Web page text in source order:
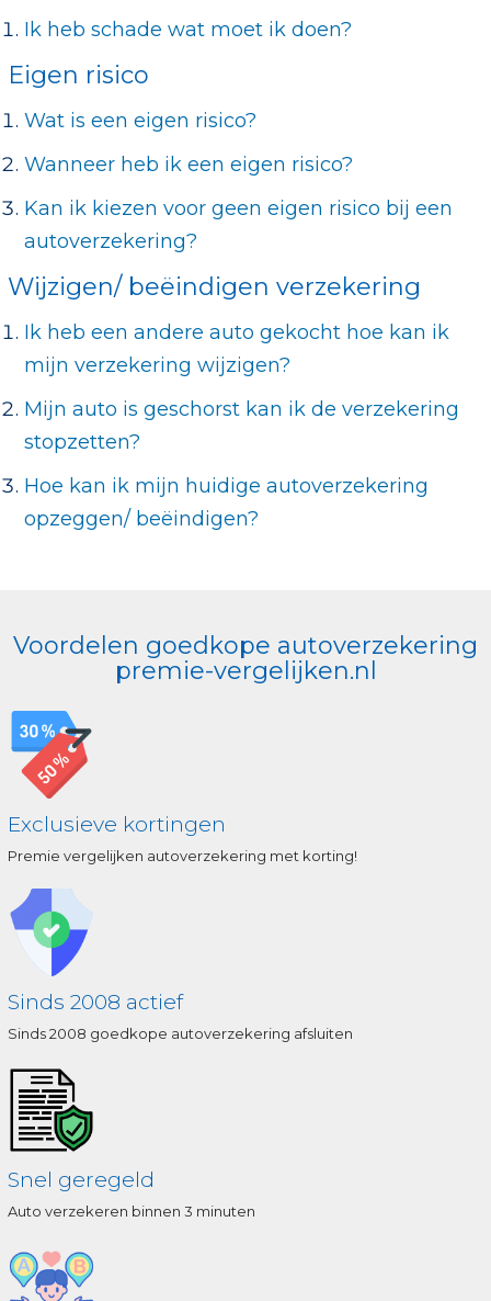
Ik heb schade wat moet ik doen?
Eigen risico
Wat is een eigen risico?
Wanneer heb ik een eigen risico?
Kan ik kiezen voor geen eigen risico bij een
autoverzekering?
Wijzigen/ beëindigen verzekering
Ik heb een andere auto gekocht hoe kan ik
mijn verzekering wijzigen?
Mijn auto is geschorst kan ik de verzekering
stopzetten?
Hoe kan ik mijn huidige autoverzekering
opzeggen/ beëindigen?
Voordelen goedkope autoverzekering
premie-vergelijken.nl
Exclusieve kortingen
Premie vergelijken autoverzekering met korting!
Sinds 2008 actief
Sinds 2008 goedkope autoverzekering afsluiten
Snel geregeld
Auto verzekeren binnen 3 minuten